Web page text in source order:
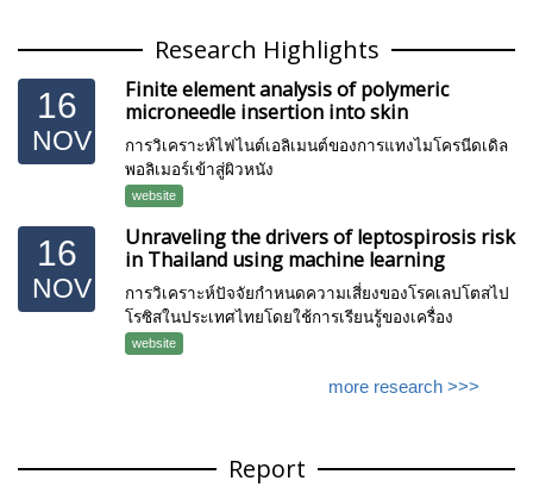
Research Highlights
16
NOV
Finite element analysis of polymeric
microneedle insertion into skin
การวิเคราะห์ไฟไนต์เอลิเมนต์ของการแทงไมโครนีดเดิล
พอลิเมอร์เข้าสู่ผิวหนัง
website
16
NOV
Unraveling the drivers of leptospirosis risk
in Thailand using machine learning
การวิเคราะห์ปัจจัยกำหนดความเสี่ยงของโรคเลปโตสไป
โรซิสในประเทศไทยโดยใช้การเรียนรู้ของเครื่อง
website
more research >>>
Report